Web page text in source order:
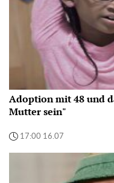
Adoption mit 48 und
Mutter sein"
17:00 16.07